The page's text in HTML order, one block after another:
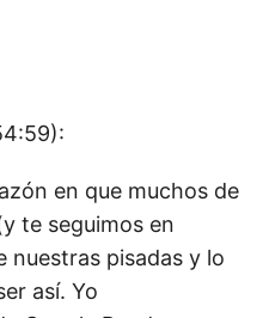
en que muchos de
te seguimos en
nuestras pisadas y lo
así. Yo